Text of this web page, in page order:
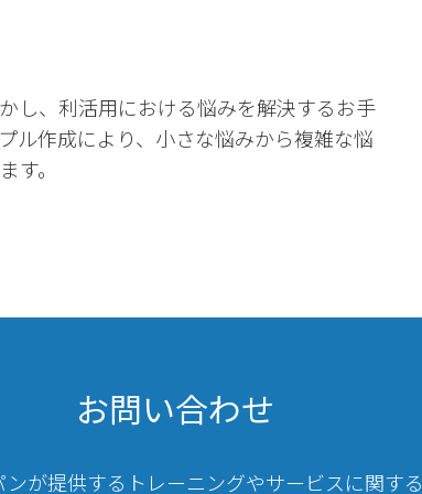
し、利活用における悩みを解決するお手
ル作成により、小さな悩みから複雑な悩
す。
お問い合わせ
が提供するトレーニングやサービスに関する